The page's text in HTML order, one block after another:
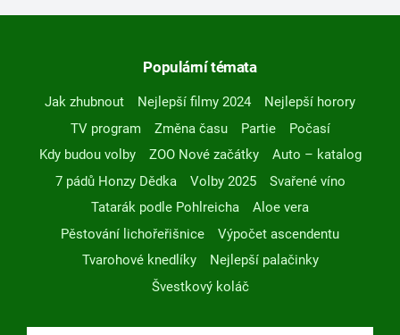
Populární témata
Jak zhubnout Nejlepší filmy 2024
Nejlepší horory
TV program
Změna času Partie
Počasí
Kdy budou volby
ZOO Nové začátky
Auto – katalog
7 pádů Honzy Dědka
Volby 2025
Svařené víno
Tatarák podle Pohlreicha
Aloe vera
Pěstování lichořeřišnice
Výpočet ascendentu
Tvarohové knedlíky
Nejlepší palačinky
Švestkový koláč